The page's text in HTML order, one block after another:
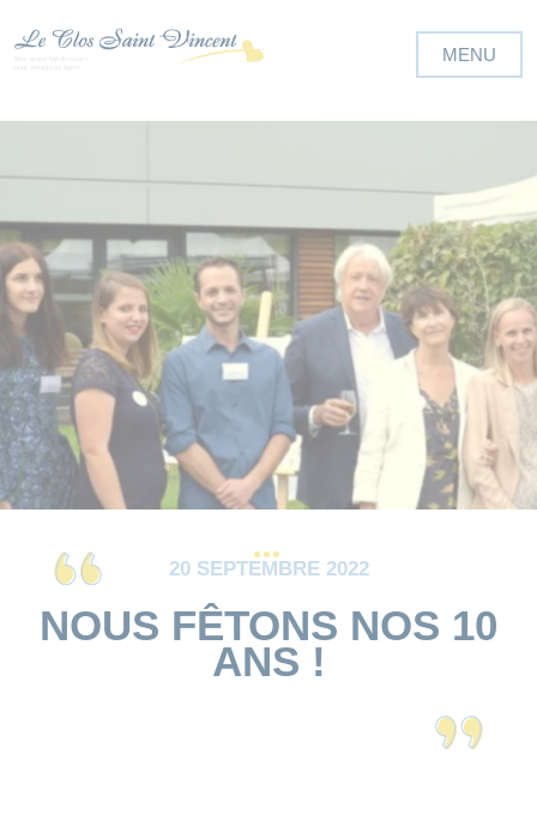
20 SEPTEMBRE 2022
NOUS FÊTONS NOS 10
ANS !